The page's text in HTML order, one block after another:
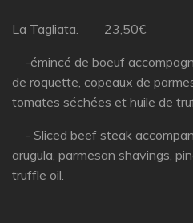
La Tagliata. 23,50€
-émincé de boeuf
de roquette, copeaux de
tomates séchées et huile de
- Sliced beef steak
arugula, parmesan shavings,
truffle oil.